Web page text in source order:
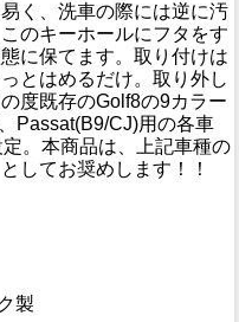
く、洗車の際には逆に汚
のキーホールにフタをす
に保てます。取り付けは
とはめるだけ。取り外し
度既存のGolf8の9カラー
Passat(B9/CJ)用の各車
。本商品は、上記車種の
してお奨めします！！
製